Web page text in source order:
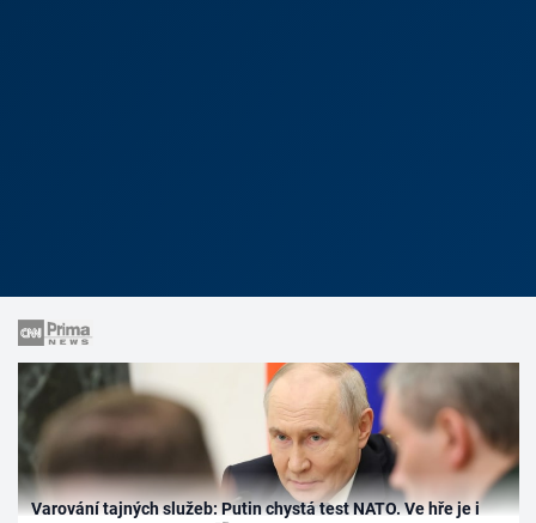
Varování tajných služeb: Putin chystá test NATO. Ve hře je i